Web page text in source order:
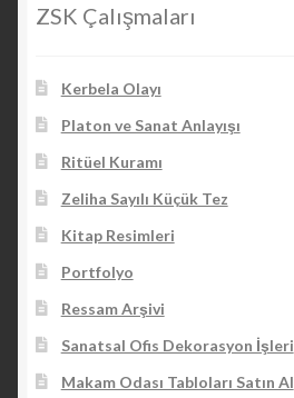
ZSK Çalışmaları
Kerbela Olayı
Platon ve Sanat Anlayışı
Ritüel Kuramı
Zeliha Sayılı Küçük Tez
Kitap Resimleri
Portfolyo
Ressam Arşivi
Sanatsal Ofis Dekorasyon İşleri
Makam Odası Tabloları Satın Al